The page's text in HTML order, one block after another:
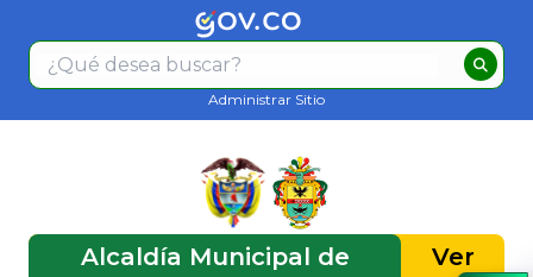
Administrar Sitio
Alcaldía Municipal de
Ver